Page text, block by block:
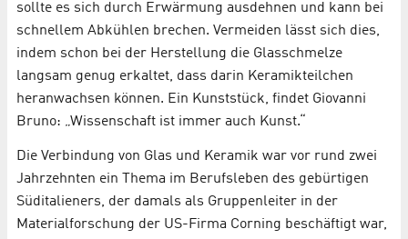
sollte es sich durch Erwärmung ausdehnen und kann bei
schnellem Abkühlen brechen. Vermeiden lässt sich dies,
indem schon bei der Herstellung die Glasschmelze
langsam genug erkaltet, dass darin Keramikteilchen
heranwachsen können. Ein Kunststück, findet Giovanni
Bruno: „Wissenschaft ist immer auch Kunst.“
Die Verbindung von Glas und Keramik war vor rund zwei
Jahrzehnten ein Thema im Berufsleben des gebürtigen
Süditalieners, der damals als Gruppenleiter in der
Materialforschung der US-Firma Corning beschäftigt war,